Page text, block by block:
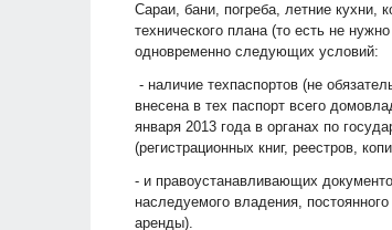
Сараи, бани, погреба, летние кухни,
технического плана (то есть не
одновременно следующих условий:
- наличие техпаспортов (не
внесена в тех паспорт всего
января 2013 года в органах по
(регистрационных книг, реестров,
- и правоустанавливающих
наследуемого владения,
аренды).